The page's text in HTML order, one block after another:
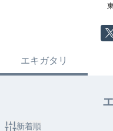
エキガタリ
新着順